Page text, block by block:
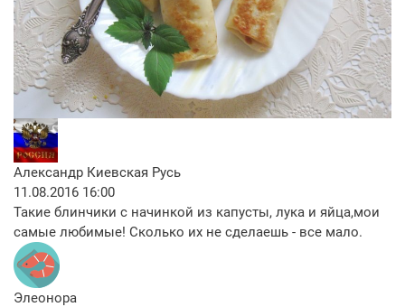
Александр Киевская Русь
11.08.2016 16:00
Такие блинчики с начинкой из капусты, лука и яйца,мои
самые любимые! Сколько их не сделаешь - все мало.
Элеонора